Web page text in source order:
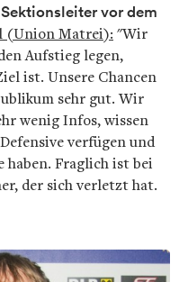
vor dem
(Union Matrei): "Wir
Aufstieg legen,
ist. Unsere Chancen
sehr gut. Wir
wenig Infos, wissen
verfügen und
haben. Fraglich ist bei
der sich verletzt hat.